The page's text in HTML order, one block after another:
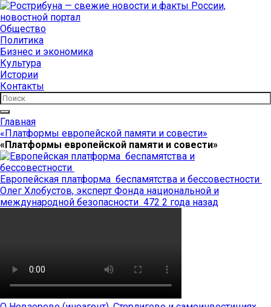
Общество
Политика
Бизнес и экономика
Культура
Истории
Контакты
Главная
«Платформы европейской памяти и совести»
«Платформы европейской памяти и совести»
Европейская платформа беспамятства и бессовестности
Олег Хлобустов, эксперт Фонда национальной и
международной безопасности 472 2 года назад